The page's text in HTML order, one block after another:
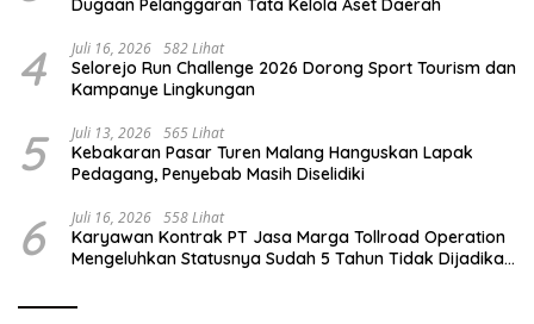
4 Juli 16, 2026 582 Lihat
Selorejo Run Challenge 2026 Dorong Sport Tourism dan
Kampanye Lingkungan
5 Juli 13, 2026 565 Lihat
Kebakaran Pasar Turen Malang Hanguskan Lapak
Pedagang, Penyebab Masih Diselidiki
6 Juli 16, 2026 558 Lihat
Karyawan Kontrak PT Jasa Marga Tollroad Operation
Mengeluhkan Statusnya Sudah 5 Tahun Tidak Dijadikan